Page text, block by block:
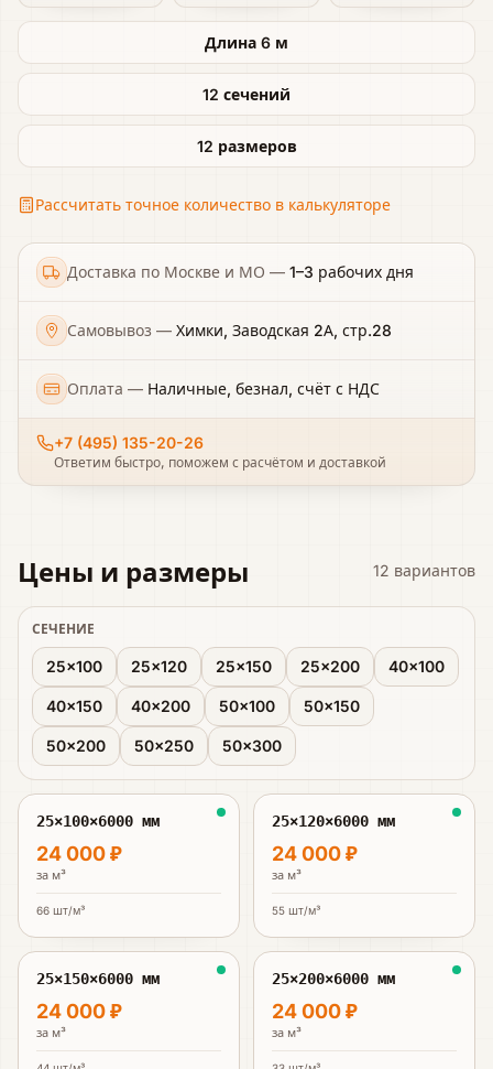
Длина 6 м
12 сечений
12 размеров
Рассчитать точное количество в калькуляторе
Доставка по Москве и МО — 1–3 рабочих дня
Самовывоз — Химки, Заводская 2А, стр.28
Оплата — Наличные, безнал, счёт с НДС
+7 (495) 135-20-26
Ответим быстро, поможем с расчётом и доставкой
Цены и размеры 12 вариантов
СЕЧЕНИЕ
25×100 25×120 25×150 25×200 40×100
40×150 40×200 50×100 50×150
50×200 50×250 50×300
25×100×6000 мм
24 000 ₽
за м³
66 шт/м³
25×120×6000 мм
24 000 ₽
за м³
55 шт/м³
25×150×6000 мм
24 000 ₽
за м³
25×200×6000 мм
24 000 ₽
за м³